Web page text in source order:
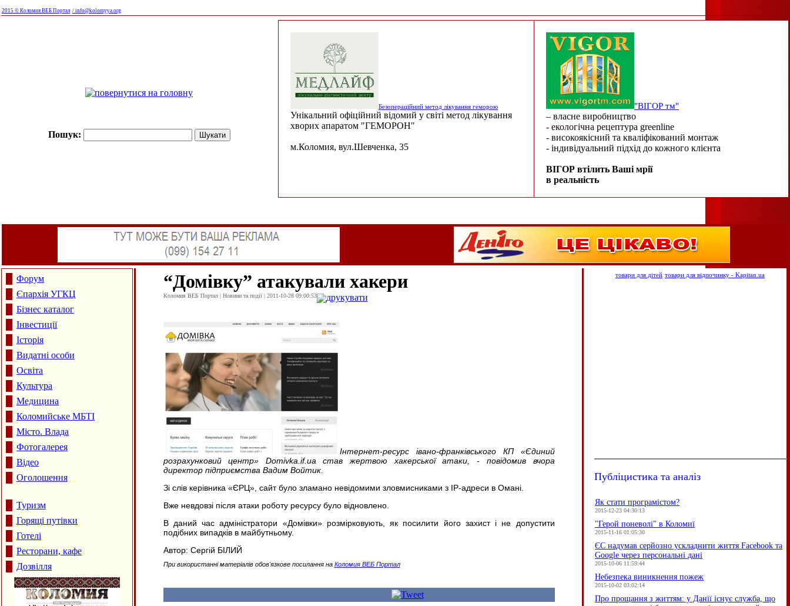
2015 © Коломия ВЕБ Портал / info@kolomyya.org
Пошук:
Безопераційний метод лікування геморою
Унікальний офіційний відомий у світі метод лікування
хворих апаратом "ГЕМОРОН"
м.Коломия, вул.Шевченка, 35
"ВІГОР тм"
– власне виробництво
- екологічна рецептура greenline
- високоякісний та кваліфікований монтаж
- індивідуальний підхід до кожного клієнта
ВІГОР втілить Ваші мрії
в реальність
Форум
Єпархія УГКЦ
Бізнес каталог
Інвестиції
Історія
Видатні особи
Освіта
Культура
Медицина
Коломийське МБТІ
Місто. Влада
Фотогалерея
Відео
Оголошення
Туризм
Горящі путівки
Готелі
Ресторани, кафе
Дозвілля
“Домівку” атакували хакери
Коломия ВЕБ Портал | Новини та події | 2011-10-28 09:00:53 друкувати
Інтернет-ресурс івано-франківського КП «Єдиний
розрахунковий центр» Domivka.if.ua став жертвою хакерської атаки, - повідомив вчора
директор підприємства Вадим Войтик.
Зі слів керівника «ЄРЦ», сайт було зламано невідомими зловмисниками з IP-адреси в Омані.
Вже невдовзі після атаки роботу ресурсу було відновлено.
В даний час адміністратори «Домівки» розмірковують, як посилити його захист і не допустити
подібних випадків в майбутньому.
Автор: Сергій БІЛИЙ
При використанні матеріалів обов'язкове посилання на Коломия ВЕБ Портал
товари для дітей товари для відпочинку - Kapitan.ua
Публіцистика та аналіз
Як стати програмістом?
2015-12-23 04:30:13
"Герой поневолі" в Коломиї
2015-11-16 01:05:30
ЄC надумав серйозно ускладнити життя Facebook та
Google через персональні дані
2015-10-06 11:59:44
Небезпека виникнення пожеж
2015-10-02 03:02:14
Про прощання з життям: у Данії існує служба, що